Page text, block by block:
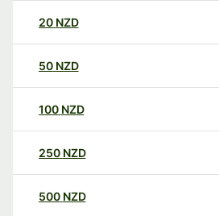
20 NZD
50 NZD
100 NZD
250 NZD
500 NZD